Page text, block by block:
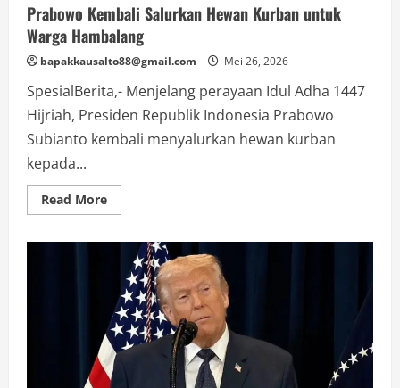
Prabowo Kembali Salurkan Hewan Kurban untuk
Warga Hambalang
bapakkausalto88@gmail.com Mei 26, 2026
SpesialBerita,- Menjelang perayaan Idul Adha 1447
Hijriah, Presiden Republik Indonesia Prabowo
Subianto kembali menyalurkan hewan kurban
kepada...
Read MoreRead
more
Kembali
Salurkan
Hewan
Kurban
untuk
Warga
Hambalang